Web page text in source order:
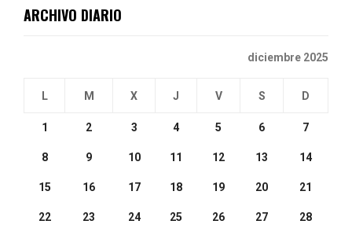
ARCHIVO DIARIO
diciembre 2025
L M X J V S D
1 2 3 4 5 6 7
8 9 10 11 12 13 14
15 16 17 18 19 20 21
22 23 24 25 26 27 28